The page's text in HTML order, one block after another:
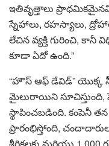
ఇతివృత్తాలు
స్నేహాలు, రహస్యాలు,
లేచిన వ్యక్తి గురించి, కానీ
కూడా ఏదో ఉంది.”
“హౌస్ ఆఫ్ డేవిడ్” యొక్క
మైలురాయిని
స్థాపించబడింది. కంపెనీ
ప్రారంభిస్తోంది,